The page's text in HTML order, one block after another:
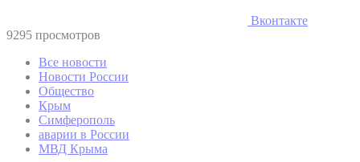
Вконтакте
9295 просмотров
Все новости
Новости России
Общество
Крым
Симферополь
аварии в России
МВД Крыма